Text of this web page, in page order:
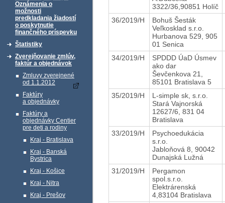
Oznámenia o
možnosti
predkladania žiadostí
o poskytnutie
finančného príspevku
Štatistiky
Zverejňovanie zmlúv,
faktúr a objednávok
Zmluvy zverejnené
od 1.1.2012
Faktúry
a objednávky
Faktúry a
objednávky Centier
pre deti a rodiny
Kraj - Bratislava
Kraj - Banská
Bystrica
Kraj - Košice
Kraj - Nitra
Kraj - Prešov
3322/36,90851 Holíč
36/2019/H
Bohuš Šesták
Veľkosklad s.r.o.
Hurbanova 529, 905
01 Senica
34/2019/H
SPDDD ÚaD Úsmev
ako dar
Ševčenkova 21,
85101 Bratislava 5
35/2019/H
L-simple sk, s.r.o.
Stará Vajnorská
12627/6, 831 04
Bratislava
33/2019/H
Psychoedukácia
s.r.o.
Jabloňová 8, 90042
Dunajská Lužná
31/2019/H
Pergamon
spol.s.r.o.
Elektrárenská
4,83104 Bratislava